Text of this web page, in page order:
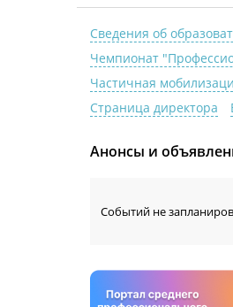
Сведения об
Чемпионат
Частичная
Страница директора
Анонсы и
Событий не